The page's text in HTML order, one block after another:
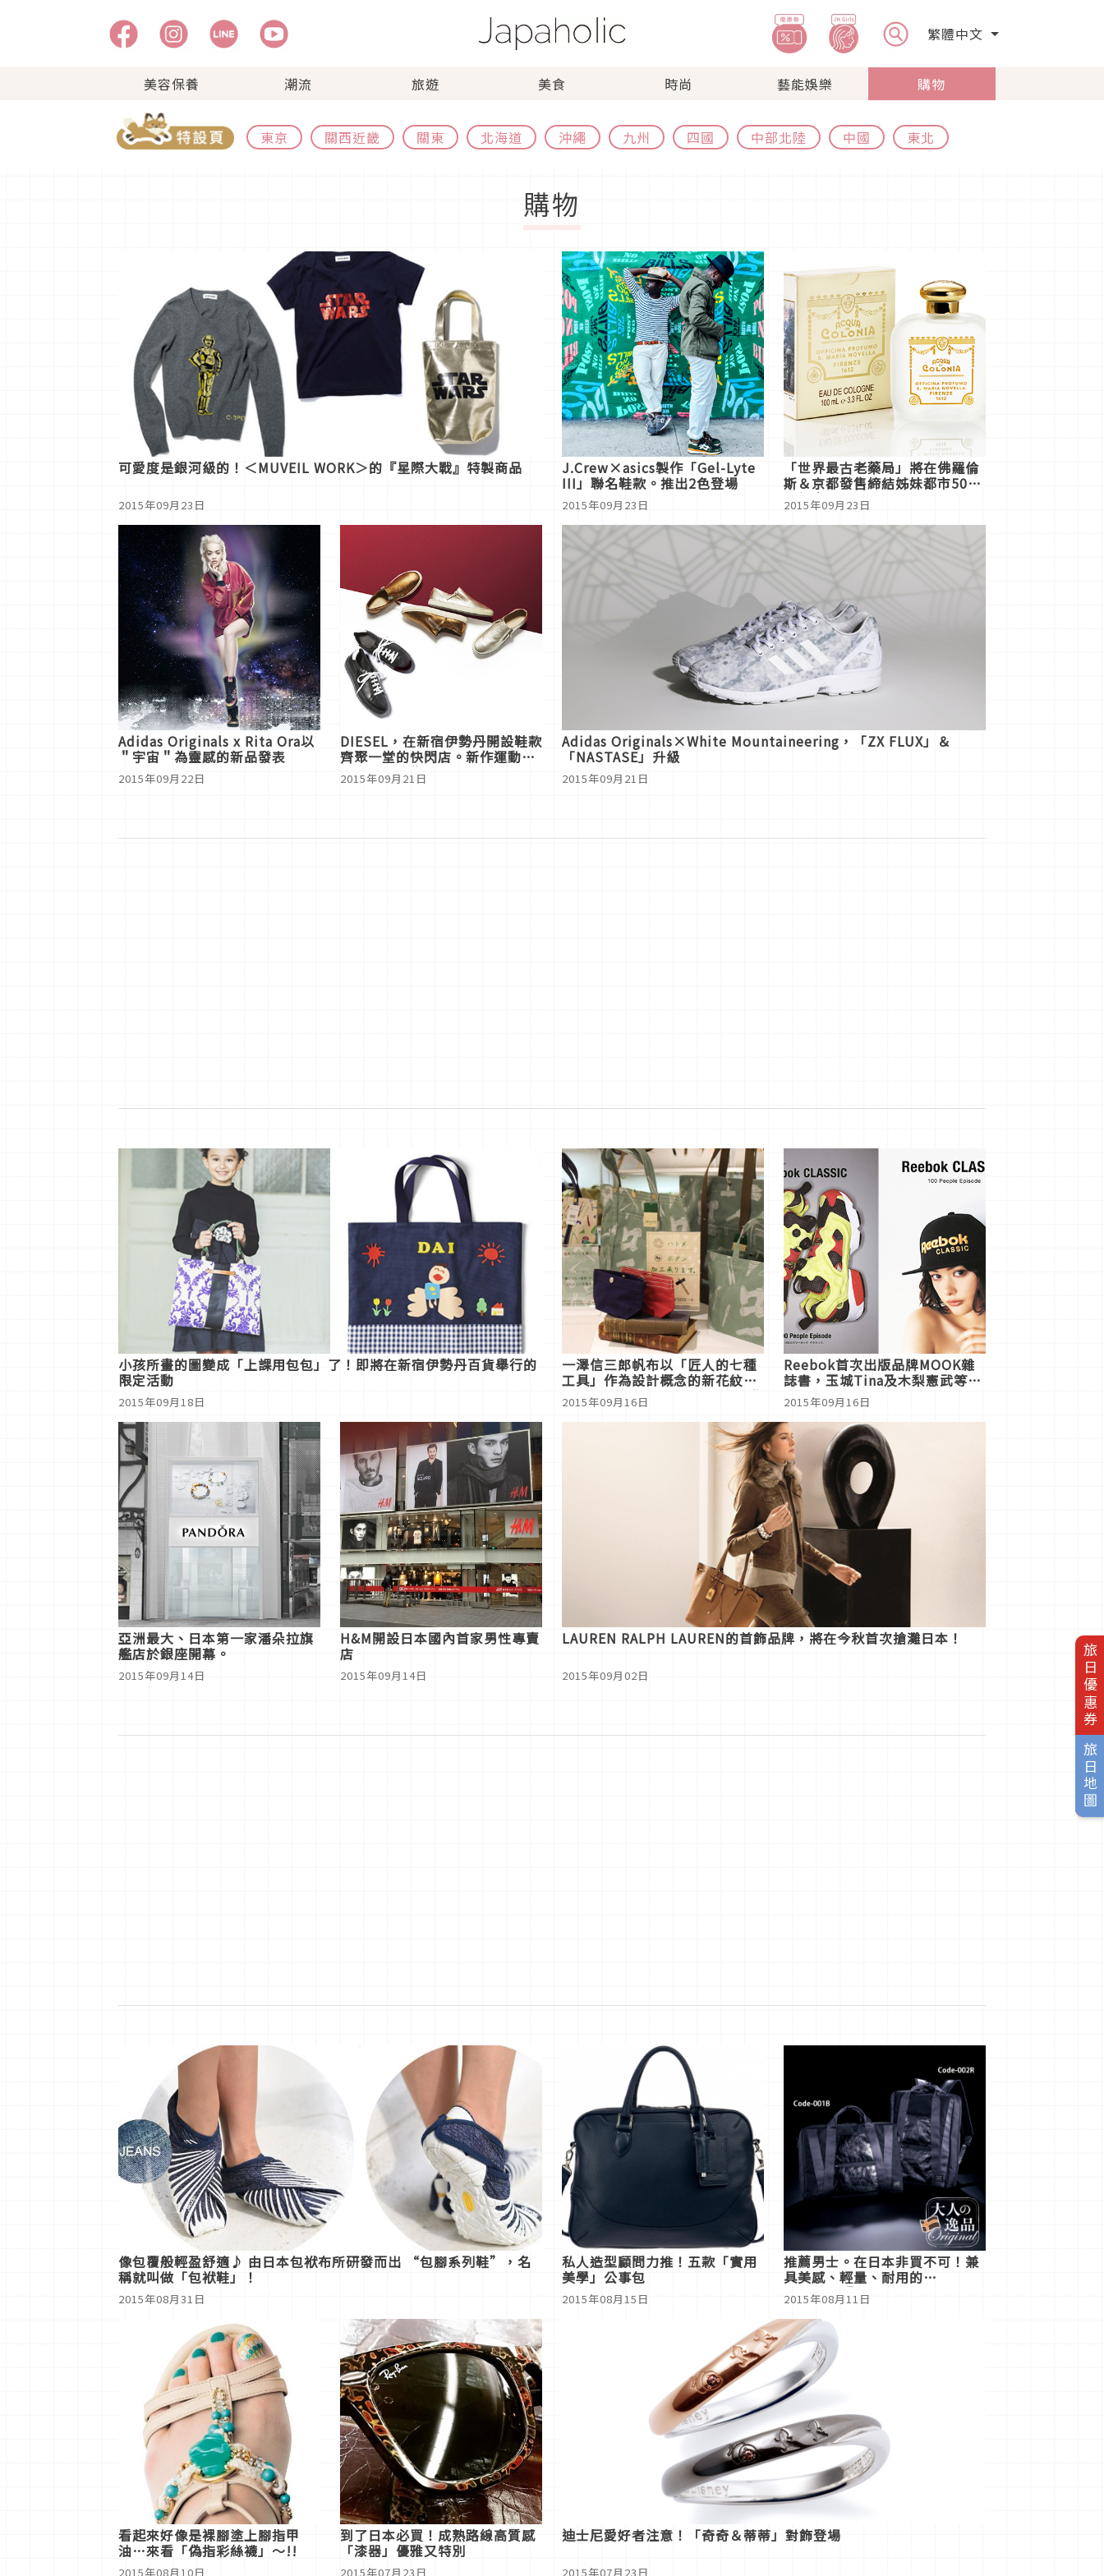
繁體中文
美容保養 潮流 旅遊 美食 時尚 藝能娛樂 購物
東京 關西近畿 關東 北海道 沖繩 九州 四國 中部北陸 中國 東北
旅日優惠券
旅日地圖
購物
可愛度是銀河級的！＜MUVEIL WORK＞的『星際大戰』特製商品
2015年09月23日
J.Crew×asics製作「Gel-Lyte
III」聯名鞋款。推出2色登場
2015年09月23日
「世界最古老藥局」將在佛羅倫
斯＆京都發售締結姊妹都市50周
年紀念香水
2015年09月23日
Adidas Originals x Rita Ora以
＂宇宙＂為靈感的新品發表
2015年09月22日
DIESEL，在新宿伊勢丹開設鞋款
齊聚一堂的快閃店。新作運動鞋
搶先世界發售
2015年09月21日
Adidas Originals×White Mountaineering，「ZX FLUX」＆
「NASTASE」升級
2015年09月21日
小孩所畫的圖變成「上課用包包」了！即將在新宿伊勢丹百貨舉行的
限定活動
2015年09月18日
一澤信三郎帆布以「匠人的七種
工具」作為設計概念的新花紋、
也有推出與Hello Kitty聯名合作
的包包！
2015年09月16日
Reebok首次出版品牌MOOK雜
誌書，玉城Tina及木梨憲武等
100位名人登場
2015年09月16日
亞洲最大、日本第一家潘朵拉旗
艦店於銀座開幕。
2015年09月14日
H&M開設日本國內首家男性專賣
店
2015年09月14日
LAUREN RALPH LAUREN的首飾品牌，將在今秋首次搶灘日本！
2015年09月02日
像包覆般輕盈舒適♪ 由日本包袱布所研發而出 “包腳系列鞋”，名
稱就叫做「包袱鞋」！
2015年08月31日
私人造型顧問力推！五款「實用
美學」公事包
2015年08月15日
推薦男士。在日本非買不可！兼
具美感、輕量、耐用的
PORTER『Black Cross』系列
2015年08月11日
看起來好像是裸腳塗上腳指甲
油…來看「偽指彩絲襪」～!!
2015年08月10日
到了日本必買！成熟路線高質感
「漆器」優雅又特別
2015年07月23日
迪士尼愛好者注意！「奇奇＆蒂蒂」對飾登場
2015年07月23日